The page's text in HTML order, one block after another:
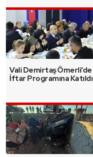
Vali Demirtaş Ömerli’de
İftar Programına Katıldı